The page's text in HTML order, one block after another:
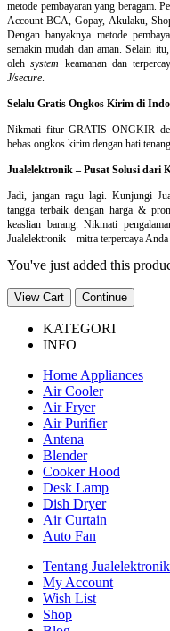
metode pembayaran yang beragam.
Account BCA, Gopay, Akulaku,
Dengan banyaknya metode
semakin mudah dan aman. Selain
olehsystem keamanan dan
J/secure.
Selalu Gratis Ongkos Kirim di
Nikmati fitur GRATIS ONGKIR
bebas ongkos kirim dengan hati
Jualelektronik – Pusat Solusi dari
Jadi, jangan ragu lagi. Kunjungi
tangga terbaik dengan harga &
keaslian barang. Nikmati
Jualelektronik – mitra terpercaya
You've just added this
View Cart Continue
KATEGORI
INFO
Home Appliances
Air Cooler
Air Fryer
Air Purifier
Antena
Blender
Cooker Hood
Desk Lamp
Dish Dryer
Air Curtain
Auto Fan
Tentang Jualelektronik
My Account
Wish List
Shop